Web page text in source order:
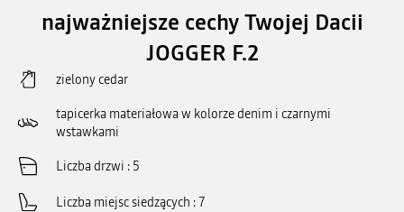
najważniejsze cechy Twojej Dacii
JOGGER F.2
zielony cedar
tapicerka materiałowa w kolorze denim i czarnymi
wstawkami
Liczba drzwi 5
Liczba miejsc siedzących 7